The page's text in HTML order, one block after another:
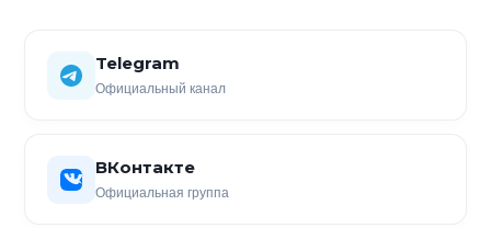
Telegram
Официальный канал
ВКонтакте
Официальная группа